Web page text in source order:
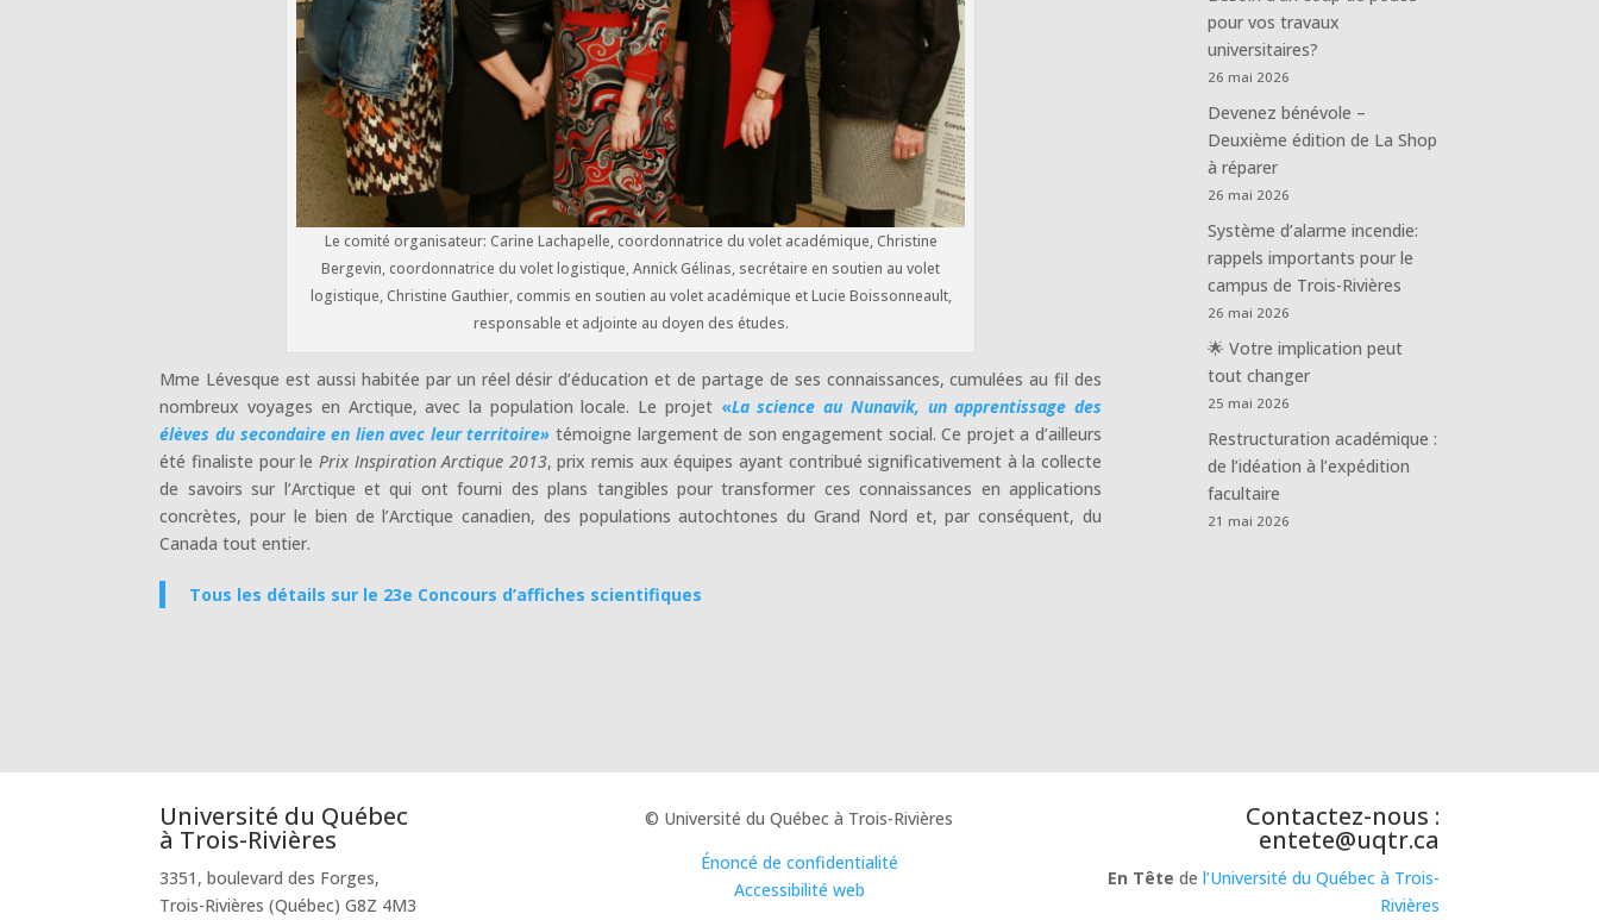
Le comité organisateur: Carine Lachapelle, coordonnatrice du volet académique, Christine
Bergevin, coordonnatrice du volet logistique, Annick Gélinas, secrétaire en soutien au volet
logistique, Christine Gauthier, commis en soutien au volet académique et Lucie Boissonneault,
responsable et adjointe au doyen des études.
Mme Lévesque est aussi habitée par un réel désir d’éducation et de partage de ses connaissances, cumulées au fil des
nombreux voyages en Arctique, avec la population locale. Le projet «La science au Nunavik, un apprentissage des
élèves du secondaire en lien avec leur territoire» témoigne largement de son engagement social. Ce projet a d’ailleurs
été finaliste pour le Prix Inspiration Arctique 2013, prix remis aux équipes ayant contribué significativement à la collecte
de savoirs sur l’Arctique et qui ont fourni des plans tangibles pour transformer ces connaissances en applications
concrètes, pour le bien de l’Arctique canadien, des populations autochtones du Grand Nord et, par conséquent, du
Canada tout entier.
Tous les détails sur le 23e Concours d’affiches scientifiques
pour vos travaux
universitaires?
26 mai 2026
Devenez bénévole –
Deuxième édition de La Shop
à réparer
26 mai 2026
Système d’alarme incendie:
rappels importants pour le
campus de Trois-Rivières
26 mai 2026
🌟 Votre implication peut
tout changer
25 mai 2026
Restructuration académique :
de l’idéation à l’expédition
facultaire
21 mai 2026
Université du Québec
à Trois-Rivières
3351, boulevard des Forges,
Trois-Rivières (Québec) G8Z 4M3
© Université du Québec à Trois-Rivières
Énoncé de confidentialité
Accessibilité web
Contactez-nous :
entete@uqtr.ca
En Tête de l’Université du Québec à Trois-
Rivières